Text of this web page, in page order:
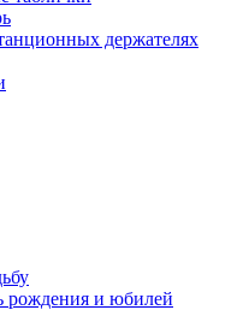
держателях
рождения и юбилей